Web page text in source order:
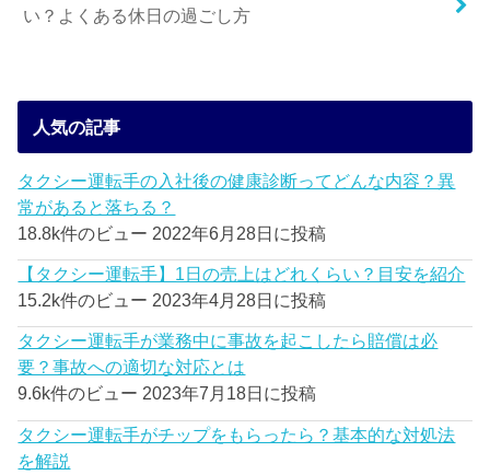
い？よくある休日の過ごし方
人気の記事
タクシー運転手の入社後の健康診断ってどんな内容？異
常があると落ちる？
18.8k件のビュー 2022年6月28日に投稿
【タクシー運転手】1日の売上はどれくらい？目安を紹介
15.2k件のビュー 2023年4月28日に投稿
タクシー運転手が業務中に事故を起こしたら賠償は必
要？事故への適切な対応とは
9.6k件のビュー 2023年7月18日に投稿
タクシー運転手がチップをもらったら？基本的な対処法
を解説